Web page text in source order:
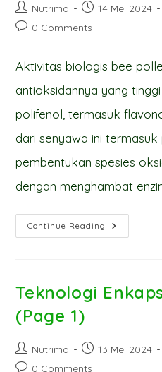
Post
author:
Nutrima
Post
published:
14 Mei 2024
Post0 Comments
Aktivitas biologis bee
antioksidannya yang
polifenol, termasuk
dari senyawa ini termasuk
pembentukan spesies
dengan menghambat
Continue Reading Teknologi
Enkapsulasi
Teknologi
(Page 1)
Post
author:
Nutrima
Post
published:
13 Mei 2024
Post0 Comments